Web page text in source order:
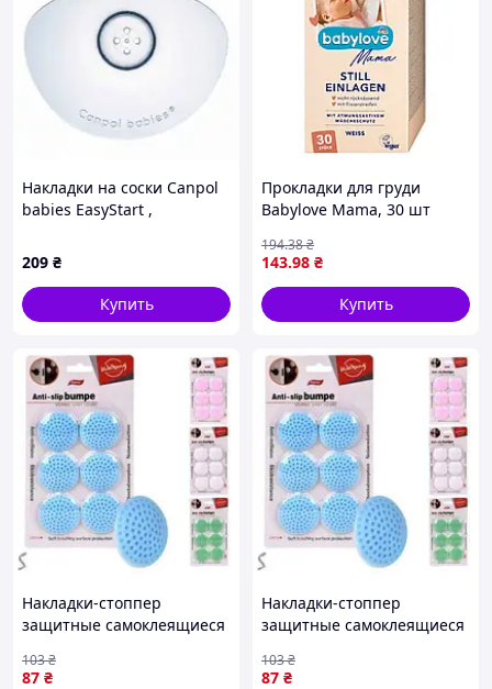
Накладки на соски Canpol
babies EasyStart ,
209 ₴
Купить
Прокладки для груди
Babylove Mama, 30 шт
143.98 ₴
194.38₴
Купить
Накладки-стоппер
защитные самоклеящиеся
87 ₴
103₴
Накладки-стоппер
защитные самоклеящиеся
87 ₴
103₴